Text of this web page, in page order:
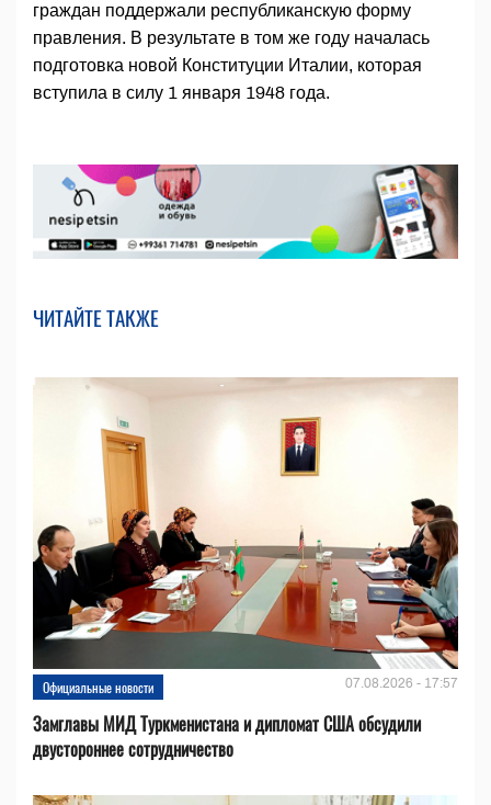
граждан поддержали республиканскую форму
правления. В результате в том же году началась
подготовка новой Конституции Италии, которая
вступила в силу 1 января 1948 года.
ЧИТАЙТЕ ТАКЖЕ
Официальные новости 07.08.2026 - 17:57
Замглавы МИД Туркменистана и дипломат США обсудили
двустороннее сотрудничество